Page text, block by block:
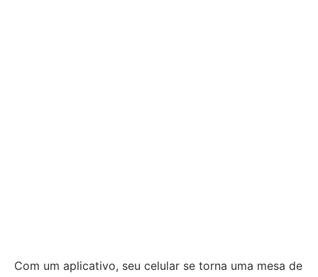
Com um aplicativo, seu celular se torna uma mesa de